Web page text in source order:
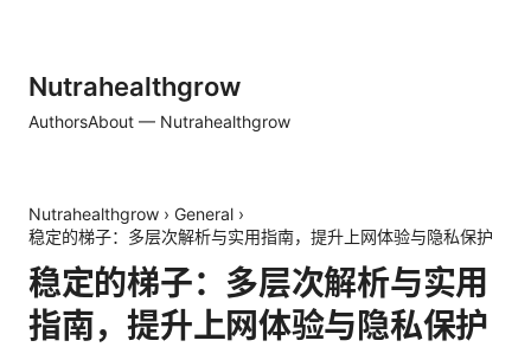
Nutrahealthgrow
AuthorsAbout — Nutrahealthgrow
Nutrahealthgrow › General ›
稳定的梯子：多层次解析与实用指南，提升上网体验与隐私保护
稳定的梯子：多层次解析与实用
指南，提升上网体验与隐私保护